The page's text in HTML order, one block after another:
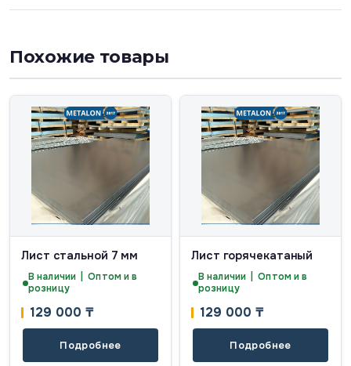
Похожие товары
Лист стальной 7 мм
В наличии | Оптом и в
розницу
129 000 ₸
Подробнее
Лист горячекатаный
В наличии | Оптом и в
розницу
129 000 ₸
Подробнее